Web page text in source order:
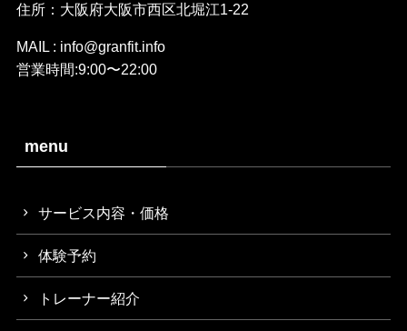
住所：大阪府大阪市西区北堀江1-22
MAIL : info@granfit.info
営業時間:9:00〜22:00
menu
サービス内容・価格
体験予約
トレーナー紹介